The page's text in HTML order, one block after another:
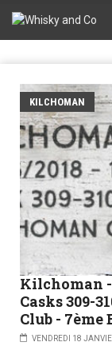
KILCHOMAN
Kilchoman -
Casks 309-
Club -
VENDREDI 18